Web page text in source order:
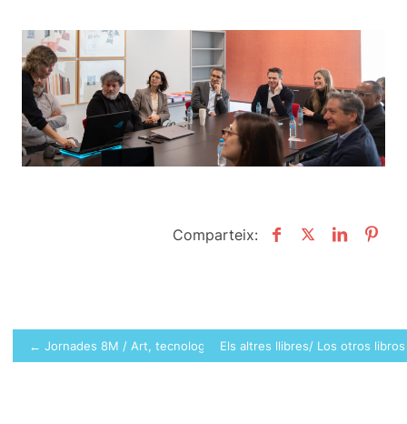
Comparteix:
Post
navigation
← Jornades 8M / Art, tecnologia i pensament crític
Els altres llibres/ Los otros